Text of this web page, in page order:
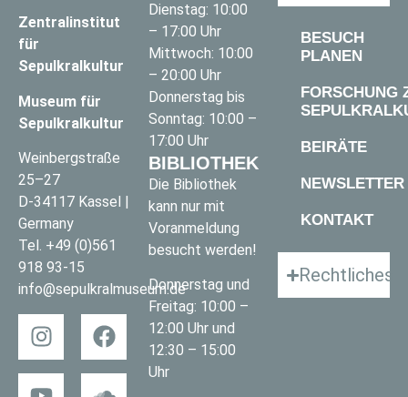
Zentralinstitut
für
Sepulkralkultur
Museum für
Sepulkralkultur
Weinbergstraße
25–27
D-34117 Kassel |
Germany
Tel. +49 (0)561
918 93-15
info@sepulkralmuseum.de
Dienstag: 10:00
– 17:00 Uhr
Mittwoch: 10:00
– 20:00 Uhr
Donnerstag bis
Sonntag: 10:00 –
17:00 Uhr
BIBLIOTHEK
Die Bibliothek
kann nur mit
Voranmeldung
besucht werden!
Donnerstag und
Freitag: 10:00 –
12:00 Uhr und
12:30 – 15:00
Uhr
BESUCH
PLANEN
FORSCHUNG
BEIRÄTE
NEWSLETTER
KONTAKT
Rechtliches